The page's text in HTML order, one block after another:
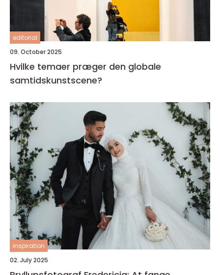
editorial
09. October 2025
Hvilke temaer præger den globale
samtidskunstscene?
inspiration
02. July 2025